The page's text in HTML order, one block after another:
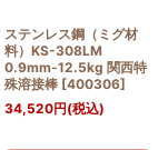
ステンレス鋼（ミグ材
料）KS-308LM
0.9mm-12.5kg 関西特
殊溶接棒 [400306]
34,520円(税込)